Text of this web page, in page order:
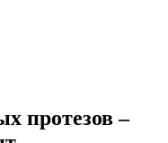
протезов –